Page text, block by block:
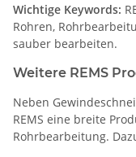
Wichtige Keywords:
Rohren,
sauber bearbeiten.
Weitere REMS
Neben
REMS eine breite
Rohrbearbeitung.